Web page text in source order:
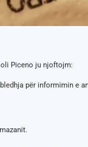
Piceno ju njoftojm:
për informimin e